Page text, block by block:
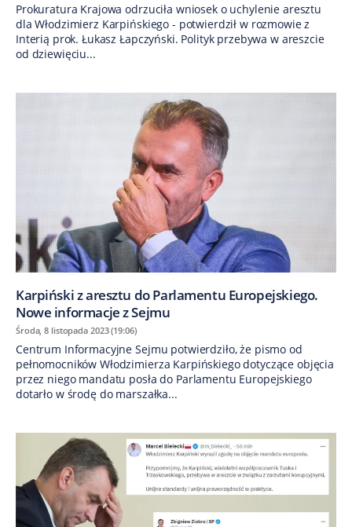
Prokuratura Krajowa odrzuciła wniosek o uchylenie aresztu
dla Włodzimierz Karpińskiego - potwierdził w rozmowie z
Interią prok. Łukasz Łapczyński. Polityk przebywa w areszcie
od dziewięciu...
Karpiński z aresztu do Parlamentu Europejskiego.
Nowe informacje z Sejmu
Środa, 8 listopada 2023 (19:06)
Centrum Informacyjne Sejmu potwierdziło, że pismo od
pełnomocników Włodzimierza Karpińskiego dotyczące objęcia
przez niego mandatu posła do Parlamentu Europejskiego
dotarło w środę do marszałka...